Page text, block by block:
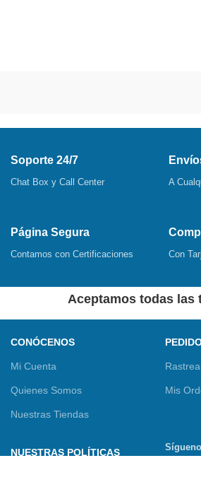
Soporte 24/7
Chat Box y Call Center A
Página Segura
Contamos con Certificaciones Con
Aceptamos todas las
CONÓCENOS
Mi Cuenta
Quienes Somos
Nuestras Tiendas
Mis
NUESTRAS POLÍTICAS